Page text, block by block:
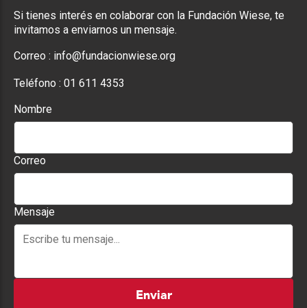
Si tienes interés en colaborar con la Fundación Wiese, te
invitamos a enviarnos un mensaje.
Correo : info@fundacionwiese.org
Teléfono : 01 611 4353
Nombre
Correo
Mensaje
Enviar